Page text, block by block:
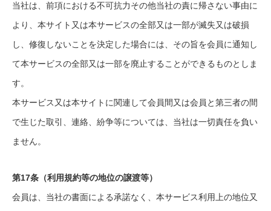
当社は、前項における不可抗力その他当社の責に帰さない事由に
より、本サイト又は本サービスの全部又は一部が滅失又は破損
し、修復しないことを決定した場合には、その旨を会員に通知し
て本サービスの全部又は一部を廃止することができるものとしま
す。
本サービス又は本サイトに関連して会員間又は会員と第三者の間
で生じた取引、連絡、紛争等については、当社は一切責任を負い
ません。
第17条（利用規約等の地位の譲渡等）
会員は、当社の書面による承諾なく、本サービス利用上の地位又